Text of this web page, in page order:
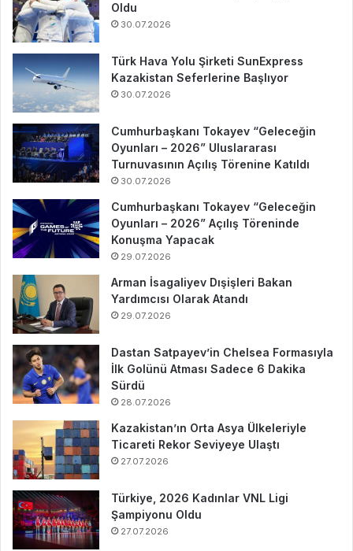
Oldu
30.07.2026
Türk Hava Yolu Şirketi SunExpress
Kazakistan Seferlerine Başlıyor
30.07.2026
Cumhurbaşkanı Tokayev “Geleceğin
Oyunları – 2026” Uluslararası
Turnuvasının Açılış Törenine Katıldı
30.07.2026
Cumhurbaşkanı Tokayev “Geleceğin
Oyunları – 2026” Açılış Töreninde
Konuşma Yapacak
29.07.2026
Arman İsagaliyev Dışişleri Bakan
Yardımcısı Olarak Atandı
29.07.2026
Dastan Satpayev’in Chelsea Formasıyla
İlk Golünü Atması Sadece 6 Dakika
Sürdü
28.07.2026
Kazakistan’ın Orta Asya Ülkeleriyle
Ticareti Rekor Seviyeye Ulaştı
27.07.2026
Türkiye, 2026 Kadınlar VNL Ligi
Şampiyonu Oldu
27.07.2026